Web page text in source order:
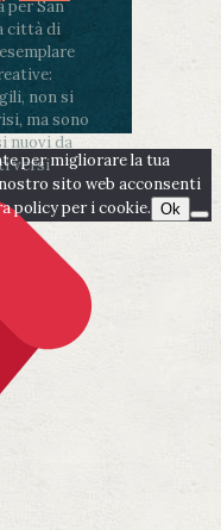
per San
città di
non si
ma sono
nuovi da
versi
per migliorare la tua
sito web acconsenti
policy per i cookie. Ok